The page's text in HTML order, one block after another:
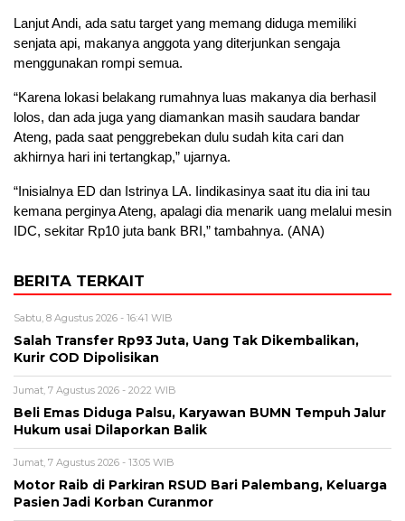
Lanjut Andi, ada satu target yang memang diduga memiliki
senjata api, makanya anggota yang diterjunkan sengaja
menggunakan rompi semua.
“Karena lokasi belakang rumahnya luas makanya dia berhasil
lolos, dan ada juga yang diamankan masih saudara bandar
Ateng, pada saat penggrebekan dulu sudah kita cari dan
akhirnya hari ini tertangkap,” ujarnya.
“Inisialnya ED dan Istrinya LA. Iindikasinya saat itu dia ini tau
kemana perginya Ateng, apalagi dia menarik uang melalui mesin
IDC, sekitar Rp10 juta bank BRI,” tambahnya. (ANA)
BERITA TERKAIT
Sabtu, 8 Agustus 2026 - 16:41 WIB
Salah Transfer Rp93 Juta, Uang Tak Dikembalikan,
Kurir COD Dipolisikan
Jumat, 7 Agustus 2026 - 20:22 WIB
Beli Emas Diduga Palsu, Karyawan BUMN Tempuh Jalur
Hukum usai Dilaporkan Balik
Jumat, 7 Agustus 2026 - 13:05 WIB
Motor Raib di Parkiran RSUD Bari Palembang, Keluarga
Pasien Jadi Korban Curanmor